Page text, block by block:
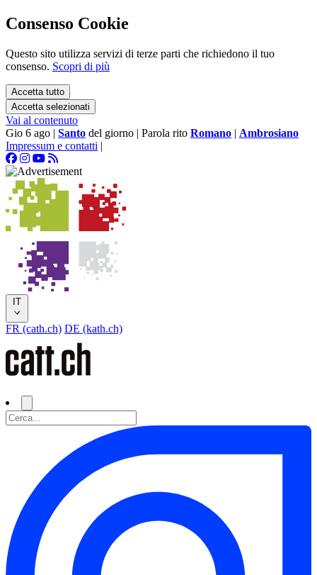
Consenso Cookie
Questo sito utilizza servizi di terze parti che richiedono il tuo
consenso. Scopri di più
Accetta tutto
Accetta selezionati
Vai al contenuto
Gio 6 ago | Santo del giorno | Parola rito Romano | Ambrosiano
Impressum e contatti |
IT
FR (cath.ch) DE (kath.ch)